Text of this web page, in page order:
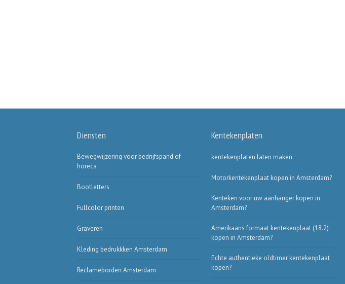
Diensten
Bewegwijzering voor bedrijfspand of
horeca
Bootletters
Fullcolor printen
Graveren
Kleding bedrukkken Amsterdam
Reclameborden Amsterdam
Kentekenplaten
kentekenplaten laten maken
Motorkentekenplaat kopen in Amsterdam?
Kenteken voor uw aanhanger kopen in
Amsterdam?
Amerikaans formaat kentekenplaat (18.2)
kopen in Amsterdam?
Echte authentieke oldtimer kentekenplaat
kopen?